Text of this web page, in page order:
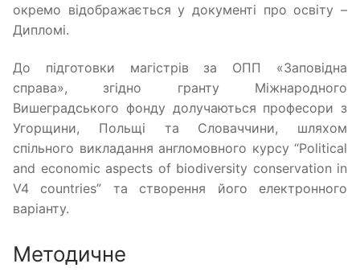
окремо відображається у документі про освіту –
Дипломі.
До підготовки магістрів за ОПП «Заповідна
справа», згідно гранту Міжнародного
Вишеградського фонду долучаються професори з
Угорщини, Польщі та Словаччини, шляхом
спільного викладання англомовного курсу “Political
and economic aspects of biodiversity conservation in
V4 countries” та створення його електронного
варіанту.
Методичне